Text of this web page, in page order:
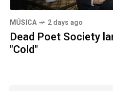
MÚSICA 2 days ago
Dead Poet Society
"Cold"